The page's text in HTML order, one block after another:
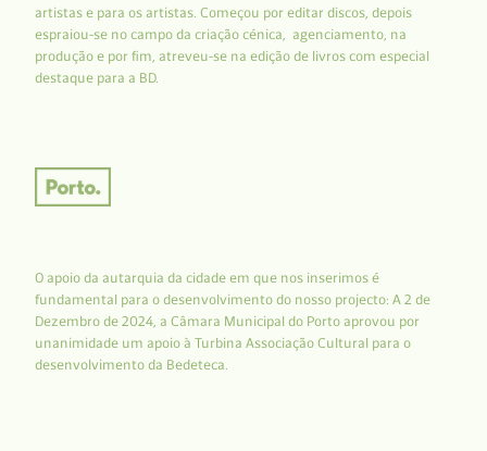
artistas e para os artistas. Começou por editar discos, depois
espraiou-se no campo da criação cénica, agenciamento, na
produção e por fim, atreveu-se na edição de livros com especial
destaque para a BD.
O apoio da autarquia da cidade em que nos inserimos é
fundamental para o desenvolvimento do nosso projecto: A 2 de
Dezembro de 2024, a Câmara Municipal do Porto aprovou por
unanimidade um apoio à Turbina Associação Cultural para o
desenvolvimento da Bedeteca.